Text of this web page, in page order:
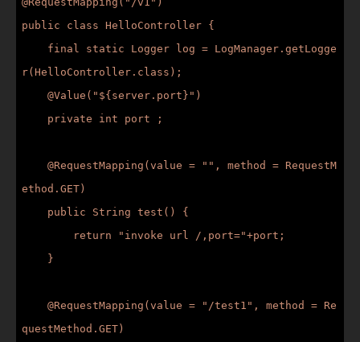
public class HelloController {
final static Logger log = LogManager.getLogge
r(HelloController.class);
@Value("${server.port}")
private int port ;
@RequestMapping(value = "", method = RequestM
ethod.GET)
public String test() {
return "invoke url /,port="+port;
}
@RequestMapping(value = "/test1", method = Re
questMethod.GET)